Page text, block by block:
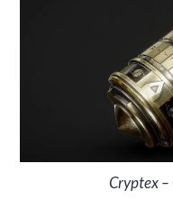
Cryptex